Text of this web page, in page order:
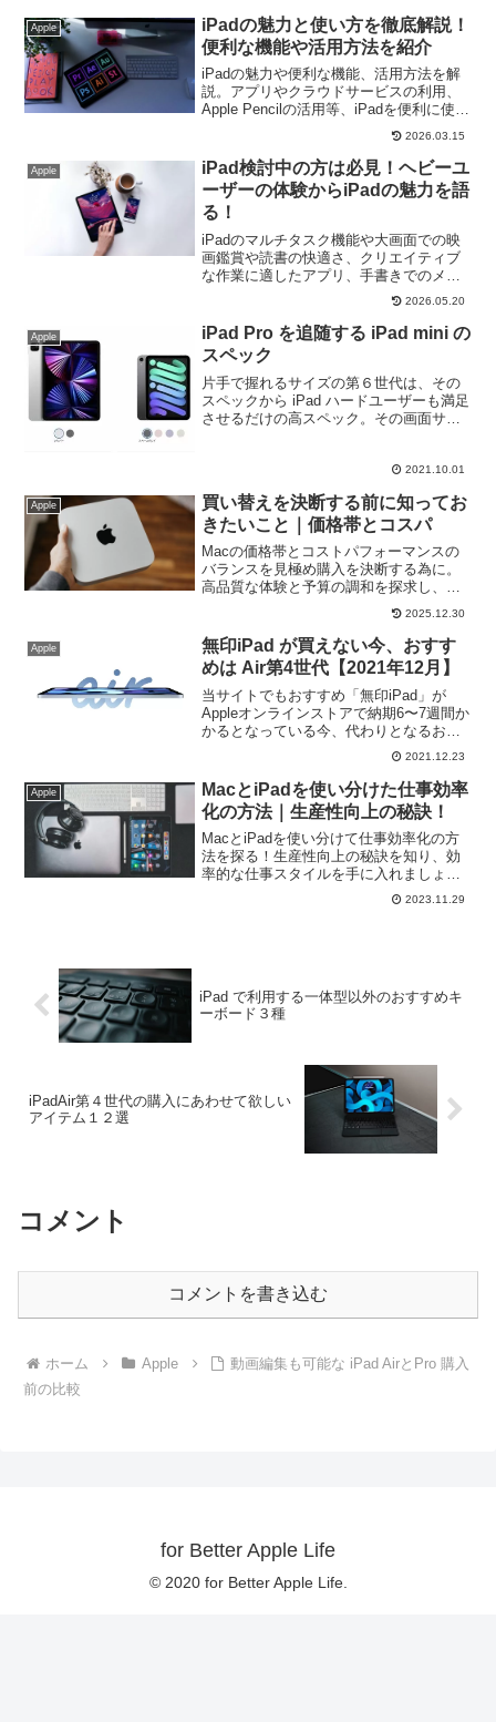
Apple
iPadの魅力と使い方を徹底解説！
便利な機能や活用方法を紹介
iPadの魅力や便利な機能、活用方法を解
説。アプリやクラウドサービスの利用、
Apple Pencilの活用等、iPadを便利に使い
こなし快適なiPadライフを楽しむための
2026.03.15
Apple
iPad検討中の方は必見！ヘビーユ
ーザーの体験からiPadの魅力を語
る！
iPadのマルチタスク機能や大画面での映
画鑑賞や読書の快適さ、クリエイティブ
な作業に適したアプリ、手書きでのメモ
等、iPhoneとは異なる魅力が満載。iPad
の利用に興味を持ち、自分に合ったiPad
選びの参考に！
2026.05.20
Apple
iPad Pro を追随する iPad mini の
スペック
片手で握れるサイズの第６世代は、その
スペックから iPad ハードユーザーも満足
させるだけの高スペック。その画面サイ
んな iPad mini 第６世代と M!チップ搭載
す。
2021.10.01
Apple
買い替えを決断する前に知ってお
きたいこと｜価格帯とコスパ
Macの価格帯とコストパフォーマンスの
バランスを見極め購入を決断する為に。
高品質な体験と予算の調和を探求し、最
適な選択をするためのガイダンスを提供
2025.12.30
Apple
無印iPad が買えない今、おすす
めは Air第4世代【2021年12月】
当サイトでもおすすめ「無印iPad」が
Appleオンラインストアで納期6〜7週間か
かるとなっている今、代わりとなるおす
すめ機種は「iPad Air 第４世代」価格は
高くなりますが、その価格差を充分埋め
てくれる性能であり、カラーも豊富で好
きなカラーを選べるAirで iPad Life を始
めてみましょう。
2021.12.23
Apple
MacとiPadを使い分けた仕事効率
化の方法｜生産性向上の秘訣！
MacとiPadを使い分けて仕事効率化の方
法を探る！生産性向上の秘訣を知り、効
率的な仕事スタイルを手に入れましょ
う。最適なデバイスの選択や効果的なツ
ール活用、ユーザー事例から学ぶポイン
2023.11.29
iPad で利用する一体型以外のおすすめキ
ーボード３種
iPadAir第４世代の購入にあわせて欲しい
アイテム１２選
コメント
コメントを書き込む
ホーム Apple
動画編集も可能な iPad AirとPro 購入
前の比較
for Better Apple Life
© 2020 for Better Apple Life.